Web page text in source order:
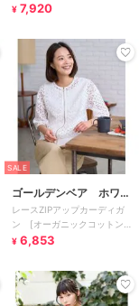
ーディガン
¥ 7,920
SALE
ゴールデンベア ホワイ
トレーベル
レースZIPアップカーディガ
ン [オーガニックコットン・
綿100％]
¥ 6,853